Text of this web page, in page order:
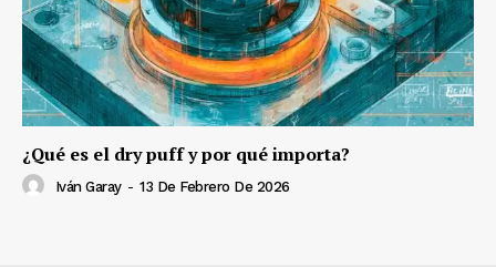
¿Qué es el dry puff y por qué importa?
Iván Garay - 13 De Febrero De 2026